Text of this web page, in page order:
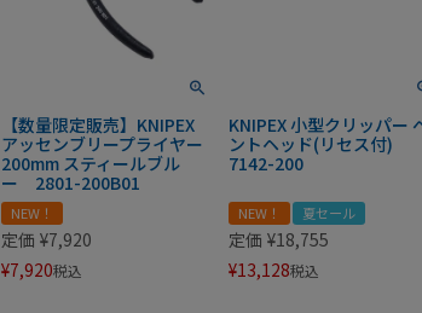
【数量限定販売】KNIPEX
アッセンブリープライヤー
200mm スティールブル
ー 2801-200B01
NEW！
定価 ¥7,920
¥7,920税込
KNIPEX 小型クリッパー
ントヘッド(リセス付)
7142-200
NEW！ 夏セール
定価 ¥18,755
¥13,128税込